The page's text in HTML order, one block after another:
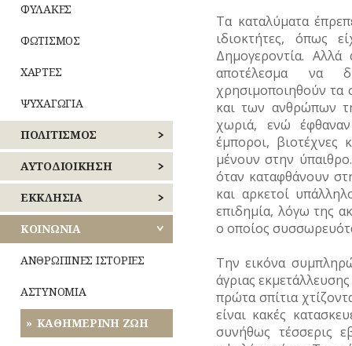
ΦΥΛΑΚΕΣ
ΦΩΤΙΣΜΟΣ
ΧΑΡΤΕΣ
ΨΥΧΑΓΩΓΙΑ
ΠΟΛΙΤΙΣΜΟΣ
ΑΘΛΗΤΙΣΜΟΣ
ΓΛΥΠΤΙΚΗ
ΖΩΓΡΑΦΙΚΗ
ΘΕΑΤΡΟ
ΚΙΝΗΜΑΤΟΓΡΑΦΟΣ
ΚΟΜΙΚΣ
–
ΑΥΤΟΔΙΟΙΚΗΣΗ
ΚΕΝΤΡΙΚΟΣ
ΤΟΜΕΑΣ
ΑΘΗΝΩΝ
ΝΟΤΙΟΣ
ΑΘΗΝΩΝ
ΑΝΑΤΟΛΙΚΗΣ
ΑΤΤΙΚΗΣ
ΕΚΚΛΗΣΙΑ
ΝΑΟΙ
–
ΜΟΝΕΣ
ΕΝΟΡΙΕΣ
ΕΟΡΤΕΣ
ΚΟΙΝΩΝΙΑ
ΑΝΘΡΩΠΙΝΕΣ ΙΣΤΟΡΙΕΣ
ΑΣΤΥΝΟΜΙΑ
ΚΑΘΗΜΕΡΙΝΗ ΖΩΗ
Τα καταλύματα
ιδιοκτήτες, όπως
Δημογεροντία.
αποτέλεσμα να
χρησιμοποιηθούν τα
και των ανθρώπων
χωριά, ενώ
έμποροι, βιοτέχνες
μένουν στην
όταν καταφθάνουν
και αρκετοί
επιδημία, λόγω της
ο οποίος
Την εικόνα
άγριας
πρώτα σπίτια
είναι κακές
συνήθως τέσσερις